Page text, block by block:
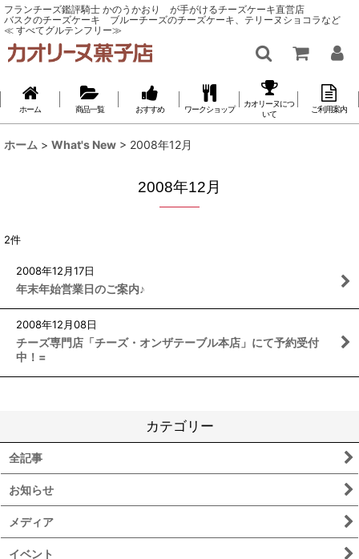
フランチーズ鑑評騎士 かのうかおり が手がけるチーズケーキ直営店
バスクのチーズケーキ ブルーチーズのチーズケーキ、テリーヌショコラなど
≪ すべてグルテンフリー≫
ホーム 商品一覧 おすすめ ワークショップ
カオリーヌにつ
いて
ご利用案内
ホーム > What's New > 2008年12月
2008年12月
2件
2008年12 月17日
年末年始営業日のご案内♪
2008年12 月08日
チーズ専門店「チーズ・オンザテーブル本店」にて予約受付
中！=
カテゴリー
全記事
お知らせ
メディア
イベント